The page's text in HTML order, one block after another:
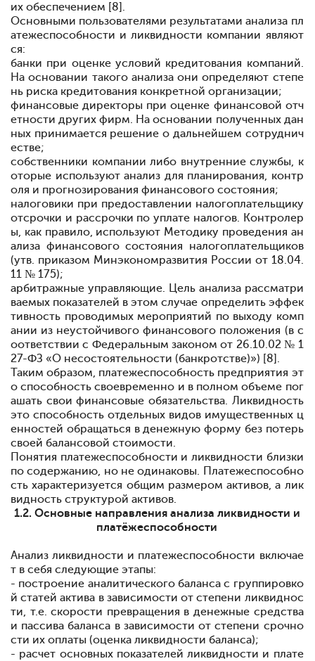
их обеспечением [8] .
Основными пользователями результатами анализа пл
атежеспособности и ликвидности компании являют
ся:
банки при оценке условий кредитования компаний.
На основании такого анализа они определяют степе
нь риска кредитования конкретной организации;
финансовые директоры при оценке финансовой отч
етности других фирм. На основании полученных дан
ных принимается решение о дальнейшем сотруднич
естве;
собственники компании либо внутренние службы, к
оторые используют анализ для планирования, контр
оля и прогнозирования финансового состояния;
налоговики при предоставлении налогоплательщику
отсрочки и рассрочки по уплате налогов. Контролер
ы, как правило, используют Методику проведения ан
ализа финансового состояния налогоплательщиков
(утв. приказом Минэкономразвития России от 18.04.
11 № 175);
арбитражные управляющие. Цель анализа рассматри
ваемых показателей в этом случае определить эффек
тивность проводимых мероприятий по выходу комп
ании из неустойчивого финансового положения (в с
оответствии с Федеральным законом от 26.10.02 № 1
27-ФЗ «О несостоятельности (банкротстве)») [8] .
Таким образом, платежеспособность предприятия эт
о способность своевременно и в полном объеме пог
ашать свои финансовые обязательства. Ликвидность
это способность отдельных видов имущественных ц
енностей обращаться в денежную форму без потерь
своей балансовой стоимости.
Понятия платежеспособности и ликвидности близки
по содержанию, но не одинаковы. Платежеспособно
сть характеризуется общим размером активов, а лик
видность структурой активов.
1.2. Основные направления анализа ликвидности и
платёжеспособности
Анализ ликвидности и платежеспособности включае
т в себя следующие этапы:
- построение аналитического баланса с группировко
й статей актива в зависимости от степени ликвиднос
ти, т.е. скорости превращения в денежные средства
и пассива баланса в зависимости от степени срочно
сти их оплаты (оценка ликвидности баланса);
- расчет основных показателей ликвидности и плате